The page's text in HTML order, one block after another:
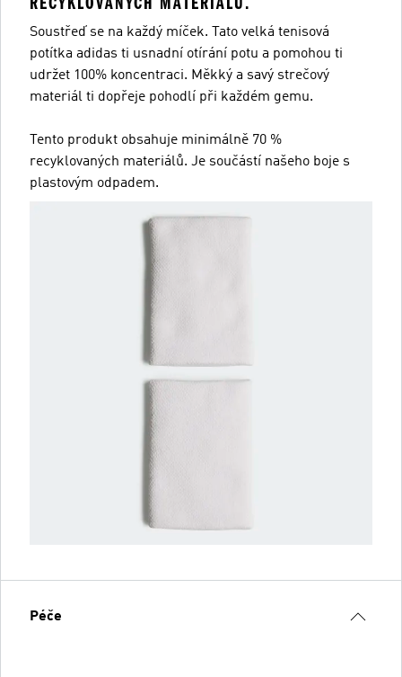
Soustřeď se na každý míček. Tato velká tenisová
potítka adidas ti usnadní otírání potu a pomohou ti
udržet 100% koncentraci. Měkký a savý strečový
materiál ti dopřeje pohodlí při každém gemu.
Tento produkt obsahuje minimálně 70 %
recyklovaných materiálů. Je součástí našeho boje s
plastovým odpadem.
Péče